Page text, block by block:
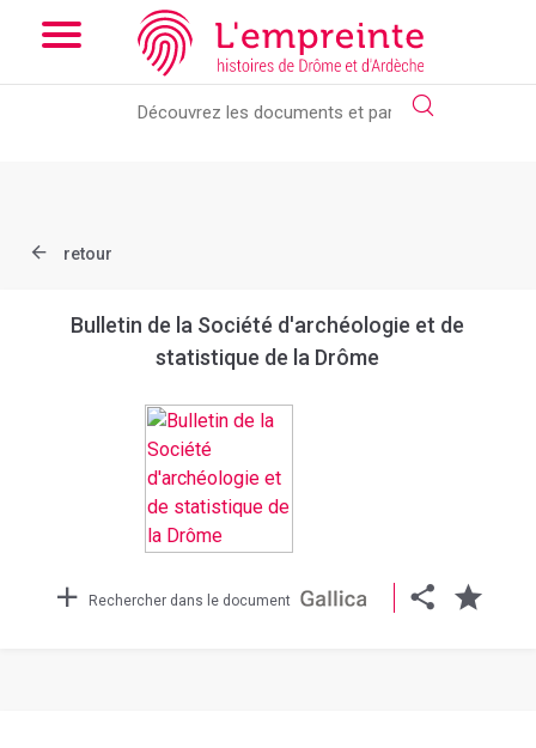
Array ( [slug] => document [ref] => bpt6k6344820s )
new slick-theme.css if you want the default styling
retour
Bulletin de la Société d'archéologie et de
statistique de la Drôme
Rechercher dans le document